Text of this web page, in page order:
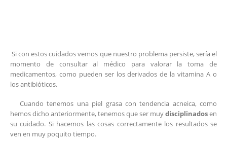
Si con estos cuidados vemos que nuestro problema persiste, sería el
momento de consultar al médico para valorar la toma de
medicamentos, como pueden ser los derivados de la vitamina A o
los antibióticos.
Cuando tenemos una piel grasa con tendencia acneica, como
hemos dicho anteriormente, tenemos que ser muydisciplinadosen
su cuidado. Si hacemos las cosas correctamente los resultados se
ven en muy poquito tiempo.